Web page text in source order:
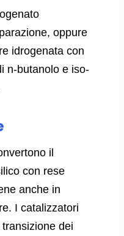
oppure
idrogenata con
n-butanolo e iso-
il
con rese
anche in
I catalizzatori
dei